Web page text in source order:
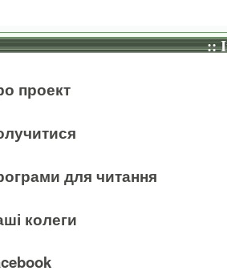
::
проект
для читання
колеги